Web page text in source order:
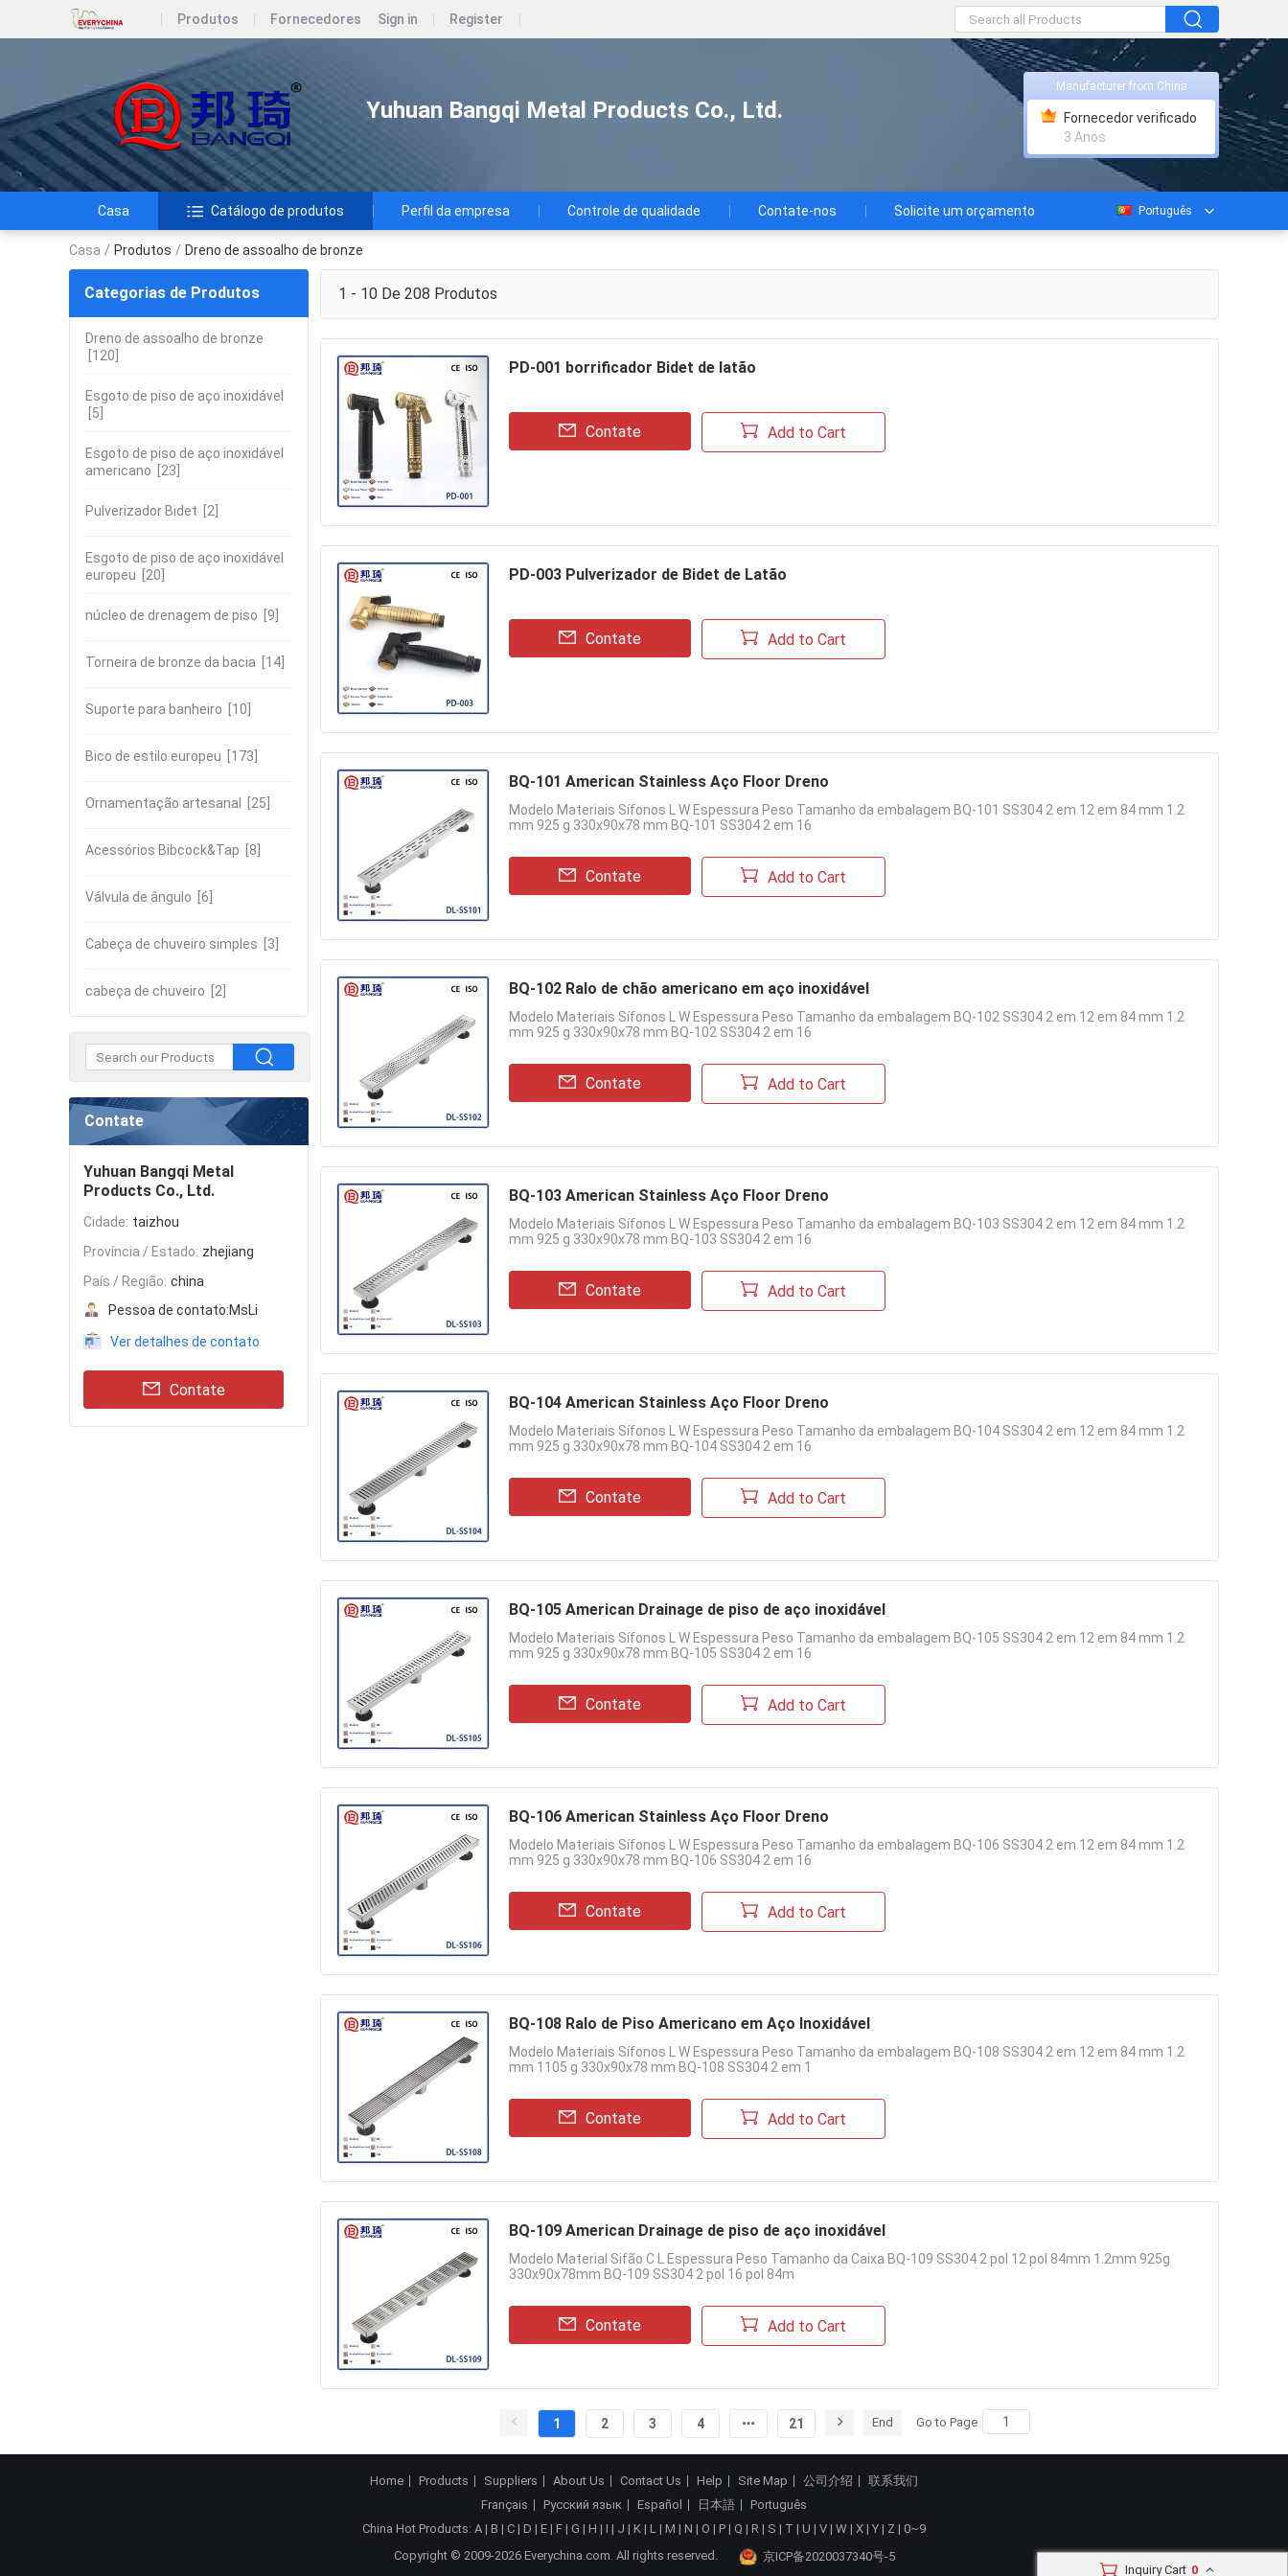
Produtos Fornecedores Sign in Register
Yuhuan Bangqi Metal Products Co., Ltd.
Manufacturer from China
Fornecedor verificado
3 Anos
Casa Catálogo de produtos Perfil da empresa Controle de qualidade Contate-nos Solicite um orçamento Português
Casa / Produtos / Dreno de assoalho de bronze
Categorias de Produtos
Dreno de assoalho de bronze
[120]
Esgoto de piso de aço inoxidável
[5]
Esgoto de piso de aço inoxidável
americano [23]
Pulverizador Bidet [2]
Esgoto de piso de aço inoxidável
europeu [20]
núcleo de drenagem de piso [9]
Torneira de bronze da bacia [14]
Suporte para banheiro [10]
Bico de estilo europeu [173]
Ornamentação artesanal [25]
Acessórios Bibcock&Tap [8]
Válvula de ângulo [6]
Cabeça de chuveiro simples [3]
cabeça de chuveiro [2]
Contate
Yuhuan Bangqi Metal
Products Co., Ltd.
Cidade: taizhou
Província / Estado: zhejiang
País / Região: china
Pessoa de contato:MsLi
Ver detalhes de contato
Contate
1 - 10 De 208 Produtos
PD-001 borrificador Bidet de latão
Contate Add to Cart
PD-003 Pulverizador de Bidet de Latão
Contate Add to Cart
BQ-101 American Stainless Aço Floor Dreno
Modelo Materiais Sífonos L W Espessura Peso Tamanho da embalagem BQ-101 SS304 2 em 12 em 84 mm 1.2
mm 925 g 330x90x78 mm BQ-101 SS304 2 em 16
Contate Add to Cart
BQ-102 Ralo de chão americano em aço inoxidável
Modelo Materiais Sífonos L W Espessura Peso Tamanho da embalagem BQ-102 SS304 2 em 12 em 84 mm 1.2
mm 925 g 330x90x78 mm BQ-102 SS304 2 em 16
Contate Add to Cart
BQ-103 American Stainless Aço Floor Dreno
Modelo Materiais Sífonos L W Espessura Peso Tamanho da embalagem BQ-103 SS304 2 em 12 em 84 mm 1.2
mm 925 g 330x90x78 mm BQ-103 SS304 2 em 16
Contate Add to Cart
BQ-104 American Stainless Aço Floor Dreno
Modelo Materiais Sífonos L W Espessura Peso Tamanho da embalagem BQ-104 SS304 2 em 12 em 84 mm 1.2
mm 925 g 330x90x78 mm BQ-104 SS304 2 em 16
Contate Add to Cart
BQ-105 American Drainage de piso de aço inoxidável
Modelo Materiais Sífonos L W Espessura Peso Tamanho da embalagem BQ-105 SS304 2 em 12 em 84 mm 1.2
mm 925 g 330x90x78 mm BQ-105 SS304 2 em 16
Contate Add to Cart
BQ-106 American Stainless Aço Floor Dreno
Modelo Materiais Sífonos L W Espessura Peso Tamanho da embalagem BQ-106 SS304 2 em 12 em 84 mm 1.2
mm 925 g 330x90x78 mm BQ-106 SS304 2 em 16
Contate Add to Cart
BQ-108 Ralo de Piso Americano em Aço Inoxidável
Modelo Materiais Sífonos L W Espessura Peso Tamanho da embalagem BQ-108 SS304 2 em 12 em 84 mm 1.2
mm 1105 g 330x90x78 mm BQ-108 SS304 2 em 1
Contate Add to Cart
BQ-109 American Drainage de piso de aço inoxidável
Modelo Material Sifão C L Espessura Peso Tamanho da Caixa BQ-109 SS304 2 pol 12 pol 84mm 1.2mm 925g
330x90x78mm BQ-109 SS304 2 pol 16 pol 84m
Contate Add to Cart
1 2 3 4 21 End Go to Page
Inquiry Cart 0
Home Products Suppliers About Us Contact Us Help Site Map 公司介绍
联系我们
Français
Русский язык Español 日本語
Português
China Hot Products: A | B | C | D | E | F | G | H | I | J | K | L | M | N | O | P | Q | R | S | T | U | V | W | X | Y | Z | 0~9
Copyright © 2009-2026 Everychina.com. All rights reserved.
京ICP备2020037340号-5